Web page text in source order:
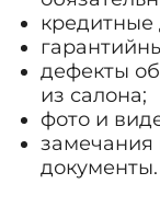
кредитные
дефекты
из салона;
фото и
замечания
документы.